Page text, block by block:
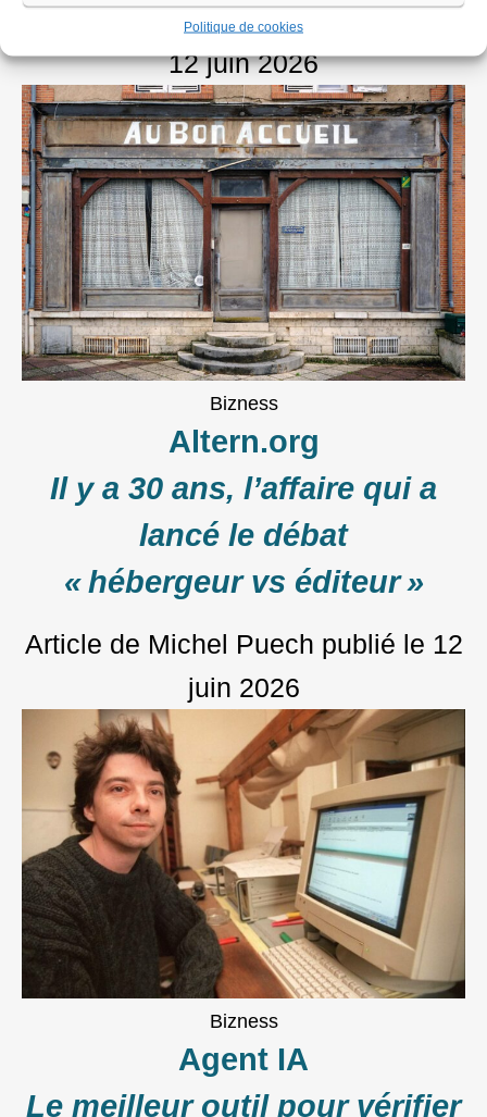
Politique de cookies
Article de Gilles Courtinat
12 juin 2026
Bizness
Altern.org
Il y a 30 ans, l’affaire qui a
lancé le débat
« hébergeur vs éditeur »
Article de Michel Puech publié le 12
juin 2026
Bizness
Agent IA
Le meilleur outil pour vérifier